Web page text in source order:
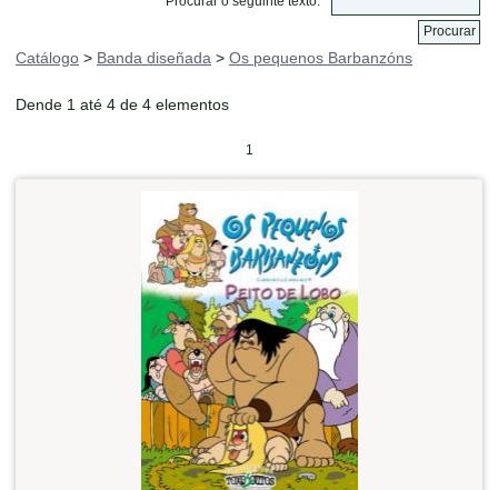
Catálogo > Banda diseñada > Os pequenos Barbanzóns
Dende 1 até 4 de 4 elementos
1